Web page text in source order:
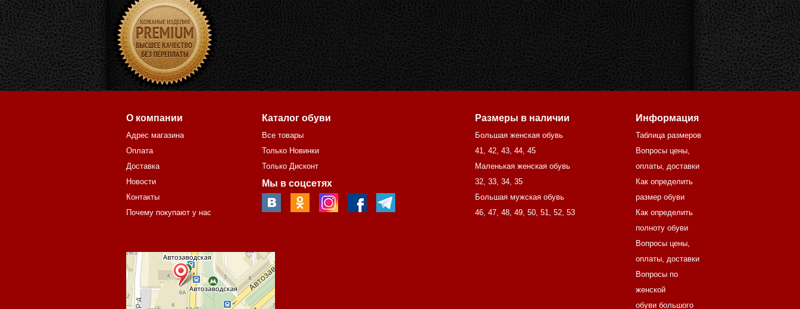
О компании
Адрес магазина
Оплата
Доставка
Новости
Контакты
Почему покупают у нас
Каталог обуви
Все товары
Только Новинки
Только Дисконт
Мы в соцсетях
Размеры в наличии
Большая женская обувь
41, 42, 43, 44, 45
Маленькая женская обувь
32, 33, 34, 35
Большая мужская обувь
46, 47, 48, 49, 50, 51, 52, 53
Информация
Таблица размеров
Вопросы цены,
оплаты, доставки
Как определить
размер обуви
Как определить
полноту обуви
Вопросы цены,
оплаты, доставки
Вопросы по
женской
обуви большого